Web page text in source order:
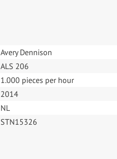
Avery Dennison
ALS 206
1.000 pieces per hour
2014
NL
STN15326